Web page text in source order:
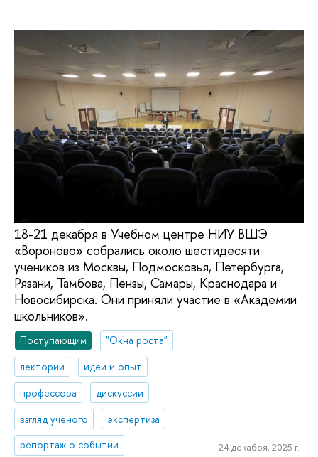
18-21 декабря в Учебном центре НИУ ВШЭ
«Вороново» собрались около шестидесяти
учеников из Москвы, Подмосковья, Петербурга,
Рязани, Тамбова, Пензы, Самары, Краснодара и
Новосибирска. Они приняли участие в «Академии
школьников».
Поступающим
"Окна роста"
лектории
идеи и опыт
профессора
дискуссии
взгляд ученого
экспертиза
репортаж о событии
24 декабря, 2025 г.